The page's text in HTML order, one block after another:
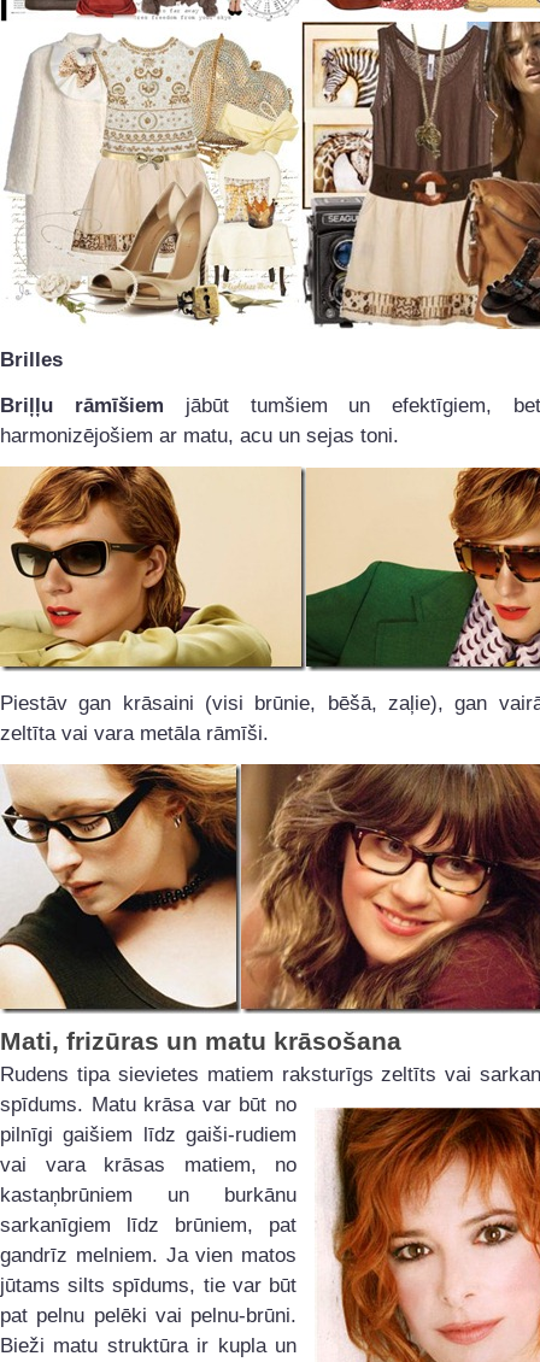
Brilles
Briļļu rāmīšiem jābūt tumšiem un efektīgiem,
harmonizējošiem ar matu, acu un sejas toni.
Piestāv gan krāsaini (visi brūnie, bēšā, zaļie), gan
zeltīta vai vara metāla rāmīši.
Mati, frizūras un matu krāsošana
Rudens tipa sievietes matiem raksturīgs zeltīts vai
spīdums. Matu krāsavar būt no
pilnīgi gaišiem līdz gaiši-rudiem
vai vara krāsas matiem, no
kastaņbrūniem un burkānu
sarkanīgiem līdz brūniem, pat
gandrīz melniem. Ja vien matos
jūtams silts spīdums, tie var būt
pat pelnu pelēki vai pelnu-brūni.
Bieži matu struktūra ir kupla un